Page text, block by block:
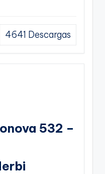
4641 Descargas
532 –